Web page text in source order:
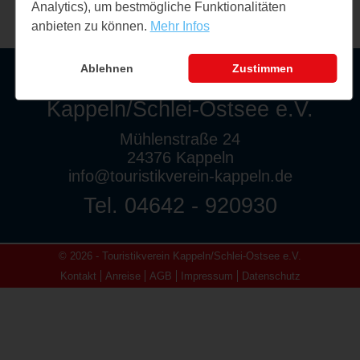
Touristikverein
Kappeln/Schlei-Ostsee e.V.
Mühlenstraße 24
24376 Kappeln
info@touristikverein-kappeln.de
Tel. 04642 - 920930
© 2026 - Touristikverein Kappeln/Schlei-Ostsee e.V.
Kontakt
Anreise AGB Impressum Datenschutz
Analytics), um bestmögliche Funktionalitäten
anbieten zu können. Mehr Infos
Ablehnen Zustimmen